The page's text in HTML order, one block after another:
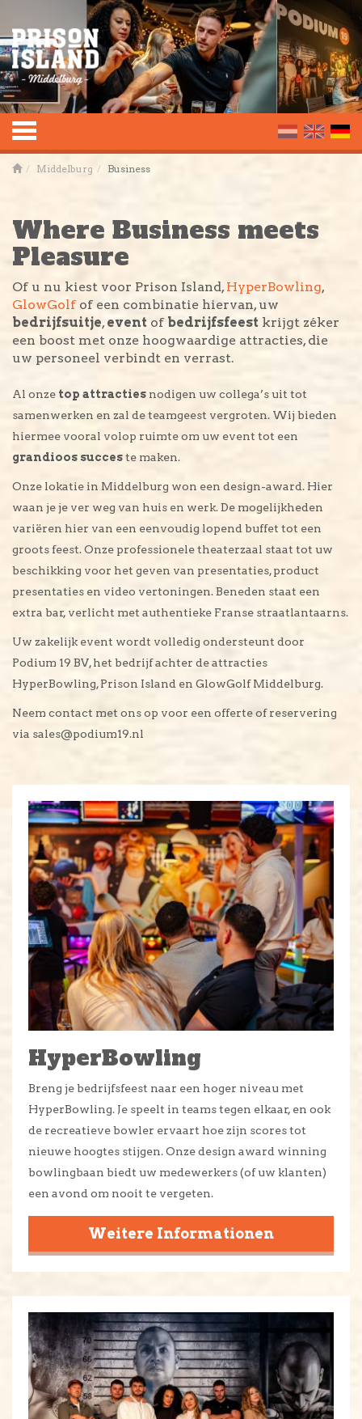
Toggle
Middelburg Business
Where Business meets
Pleasure
Of u nu kiest voor Prison Island, HyperBowling,
GlowGolfof een combinatie hiervan, uw
bedrijfsuitje, event of bedrijfsfeest krijgt zéker
een boost met onze hoogwaardige attracties, die
uw personeel verbindt en verrast.
Al onze top attracties nodigen uw collega’s uit tot
samenwerken en zal de teamgeest vergroten. Wij bieden
hiermee vooral volop ruimte om uw event tot een
grandioos succeste maken.
Onze lokatie in Middelburg won een design-award. Hier
waan je je ver weg van huis en werk. De mogelijkheden
variëren hier van een eenvoudig lopend buffet tot een
groots feest. Onze professionele theaterzaal staat tot uw
beschikking voor het geven van presentaties, product
presentaties en video vertoningen. Beneden staat een
extra bar, verlicht met authentieke Franse straatlantaarns.
Uw zakelijk event wordt volledig ondersteunt door
Podium 19 BV, het bedrijf achter de attracties
HyperBowling, Prison Island en GlowGolf Middelburg.
Neem contact met ons op voor een offerte of reservering
via sales@podium19.nl
HyperBowling
Breng je bedrijfsfeest naar een hoger niveau met
HyperBowling. Je speelt in teams tegen elkaar, en ook
de recreatieve bowler ervaart hoe zijn scores tot
nieuwe hoogtes stijgen. Onze design award winning
bowlingbaan biedt uw medewerkers (of uw klanten)
een avond om nooit te vergeten.
Weitere Informationen